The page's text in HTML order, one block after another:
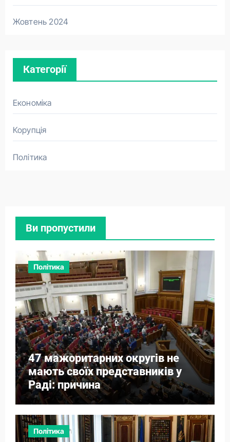
Жовтень 2024
Категорії
Економіка
Корупція
Політика
Ви пропустили
Політика
47 мажоритарних округів не
мають своїх представників у
Раді: причина
Політика